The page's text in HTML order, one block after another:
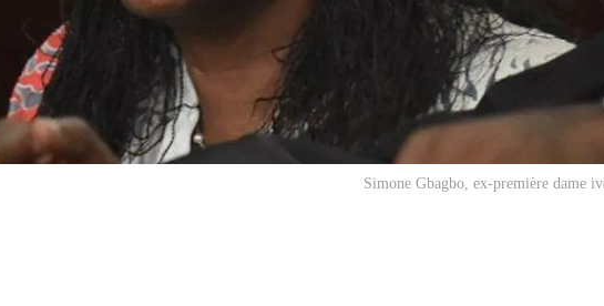
Simone Gbagbo, ex-première dame